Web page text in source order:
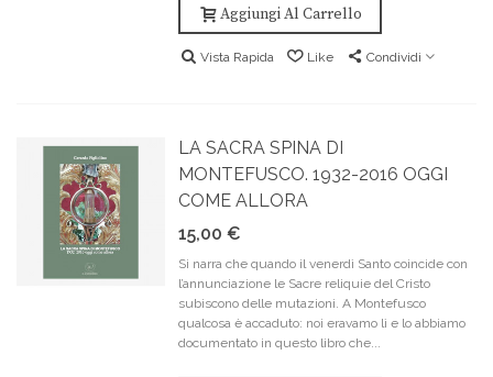
Aggiungi Al Carrello
Vista Rapida Like Condividi
LA SACRA SPINA DI
MONTEFUSCO. 1932-2016 OGGI
COME ALLORA
15,00 €
Si narra che quando il venerdì Santo coincide con
l’annunciazione le Sacre reliquie del Cristo
subiscono delle mutazioni. A Montefusco
qualcosa è accaduto: noi eravamo lì e lo abbiamo
documentato in questo libro che...